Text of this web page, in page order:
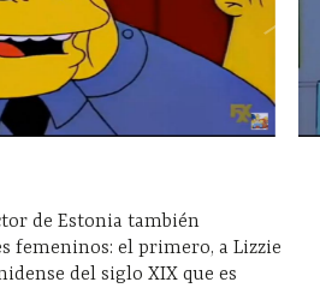
de Estonia también
femeninos: el primero, a Lizzie
del siglo XIX que es